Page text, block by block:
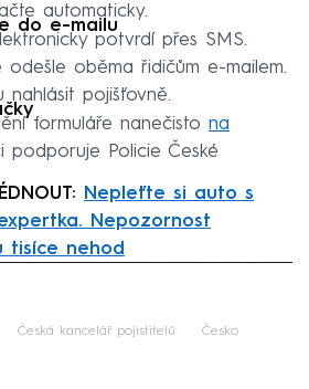
záznamu je 22 minut.
automaticky.
do e-mailu
potvrdí přes SMS.
odešle oběma řidičům e-mailem.
nahlásit pojišťovně.
formuláře nanečisto na
podporuje Policie České
Nepleťte si auto s
Nepozornost
tisíce nehod
Česká kancelář pojistitelů Česko